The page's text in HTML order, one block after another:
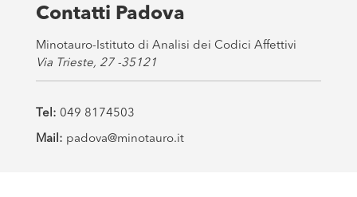
Contatti Padova
Minotauro-Istituto di Analisi dei Codici Affettivi
Via Trieste, 27 -35121
Tel: 049 8174503
Mail: padova@minotauro.it